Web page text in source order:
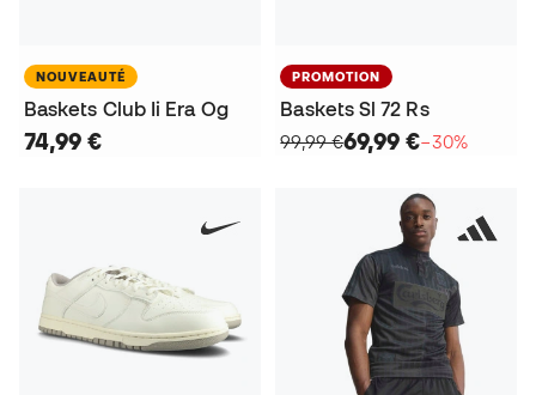
NOUVEAUTÉ
Baskets Club Ii Era Og
74,99 €
PROMOTION
Baskets Sl 72 Rs
99,99 €69,99 €−30%